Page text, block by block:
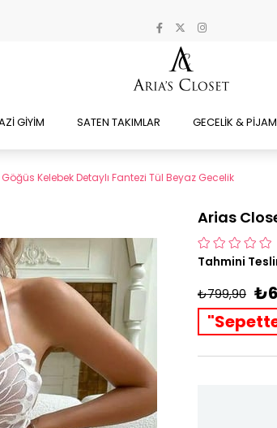
GİYİM SATEN TAKIMLAR GECELİK &
Kelebek Detaylı Fantezi Tül Beyaz Gecelik
Arias
Tahmini
₺799,90